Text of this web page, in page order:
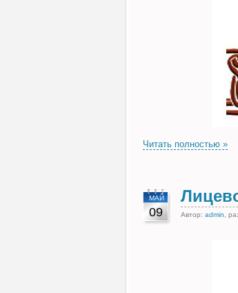
Читать полностью »
МАЙ
09 Автор: admin ,